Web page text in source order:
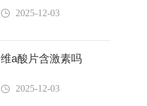
2025-12-03
维a酸片含激素吗
2025-12-03